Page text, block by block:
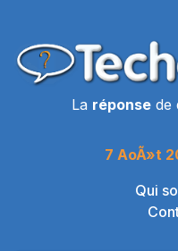
La réponsede
7 AoÃ»t
Qui